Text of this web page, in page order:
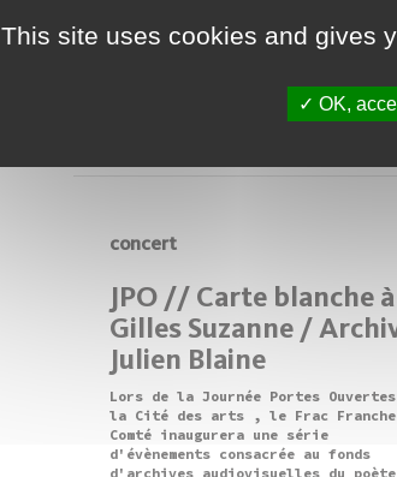
concert
JPO // Carte blanche à
Gilles Suzanne /
Julien Blaine
Lors de la Journée Portes
la Cité des arts , le Frac
Comté inaugurera une série
d'évènements consacrée au fonds
d'archives audiovisuelles du poète
This site uses cookies and gives
OK,